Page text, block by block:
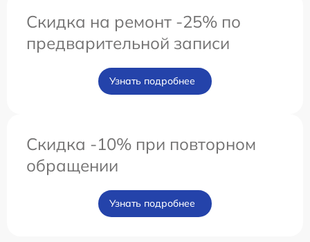
Скидка на ремонт -25% по
предварительной записи
Узнать подробнее
Скидка -10% при повторном
обращении
Узнать подробнее